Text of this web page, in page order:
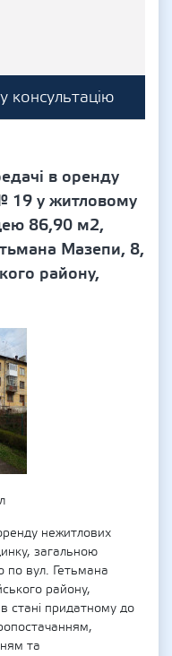
консультацію
в оренду
19 у житловому
86,90 м2,
Мазепи, 8,
району,
нежитлових
загальною
вул. Гетьмана
району,
стані придатному до
та